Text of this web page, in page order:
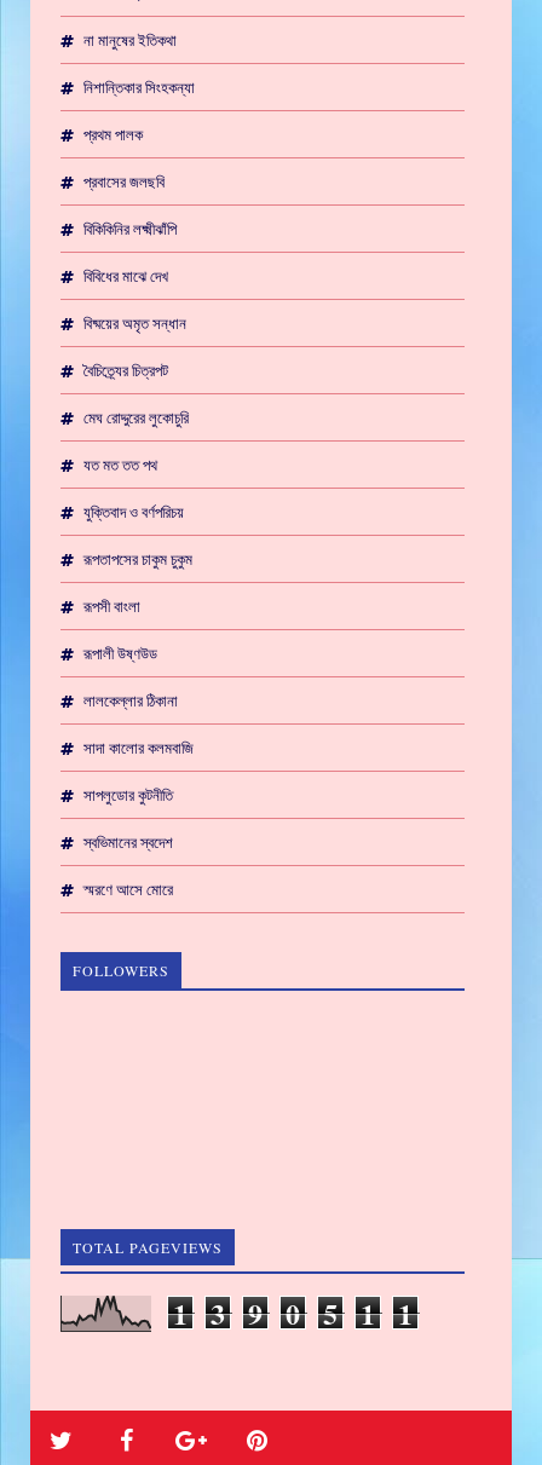
না মানুষের ইতিকথা
নিশান্তিকার সিংহকন্যা
প্রথম পালক
প্রবাসের জলছবি
বিকিকিনির লক্ষ্মীঝাঁপি
বিবিধের মাঝে দেখ
বিষ্ময়ের অমৃত সন্ধান
বৈচিত্র্যের চিত্রপট
মেঘ রোদ্দুরের লুকোচুরি
যত মত তত পথ
যুক্তিবাদ ও বর্ণপরিচয়
রূপতাপসের চাকুম চুকুম
রূপসী বাংলা
রূপালী উষ্ণউড
লালকেল্লার ঠিকানা
সাদা কালোর কলমবাজি
সাপলুডোর কুটনীতি
স্বভিমানের স্বদেশ
স্মরণে আসে মোরে
FOLLOWERS
TOTAL PAGEVIEWS
1 3 9 0 5 1 1